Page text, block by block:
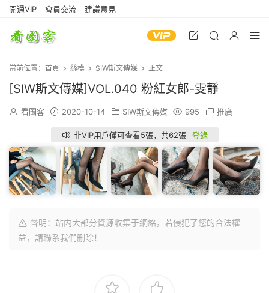
開通VIP 會員交流 建議意見
當前位置： 首頁 絲模 SIW斯文傳媒 正文
[SIW斯文傳媒]VOL.040 粉紅女郎-雯靜
看圖客 2020-10-14 SIW斯文傳媒 995 推廣
非VIP用戶僅可查看5張，共62張 登錄
聲明：站内大部分資源收集于網絡，若侵犯了您的合法權
益，請聯系我們删除！